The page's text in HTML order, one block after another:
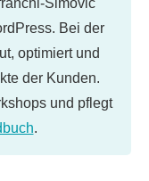
Simović
Bei der
optimiert und
der Kunden.
und pflegt
.